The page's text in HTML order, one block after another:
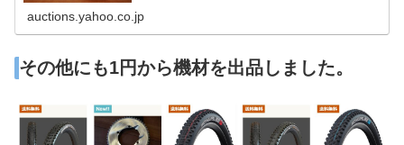
auctions.yahoo.co.jp
その他にも1円から機材を出品しました。